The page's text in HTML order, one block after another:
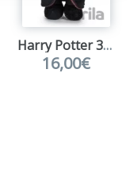
Harry Potter 31cm
16,00€